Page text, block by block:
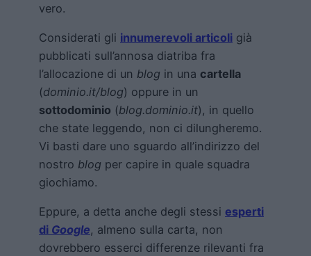
vero.
Considerati gli innumerevoli articoli già
pubblicati sull’annosa diatriba fra
l’allocazione di un blog in una cartella
(dominio.it/blog) oppure in un
sottodominio (blog.dominio.it), in quello
che state leggendo, non ci dilungheremo.
Vi basti dare uno sguardo all’indirizzo del
nostro blog per capire in quale squadra
giochiamo.
Eppure, a detta anche degli stessi esperti
di Google, almeno sulla carta, non
dovrebbero esserci differenze rilevanti fra